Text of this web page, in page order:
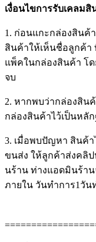
เงื่อนไขการรับเคลมสิ
1. ก่อนแกะกล่องสินค้
สินค้าให้เห็นชื่อลูกค้
แพ็คในกล่องสินค้า โด
จบ
2. หากพบว่ากล่องสิน
กล่องสินค้าไว้เป็นหลั
3. เมื่อพบปัญหา สินค้
ขนส่ง ให้ลูกค้าส่งคลิ
นร้าน ท่างแอดมินร้า
ภายใน วันทำการ1วัน